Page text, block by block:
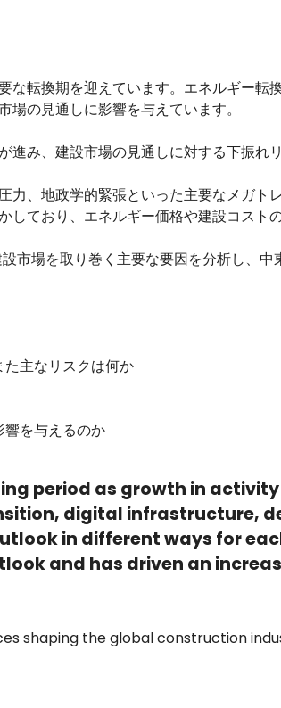
転換期を迎えています。エネルギー
の見通しに影響を与えています。
み、建設市場の見通しに対する下振れ
、地政学的緊張といった主要なメガ
しており、エネルギー価格や建設コスト
場を取り巻く主要な要因を分析し、
主なリスクは何か
を与えるのか
period as growth in
digital infrastructure,
in different ways for
and has driven an
shaping the global construction